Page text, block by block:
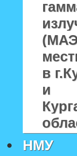
в
и
НМУ